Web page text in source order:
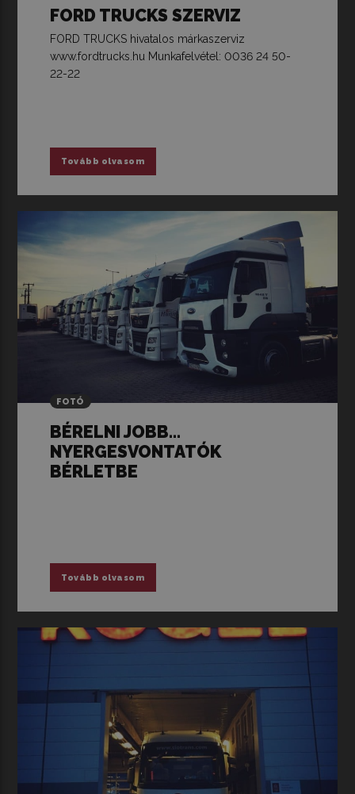
FORD TRUCKS SZERVIZ
FORD TRUCKS hivatalos márkaszerviz
www.fordtrucks.hu Munkafelvétel: 0036 24 50-
22-22
Tovább olvasom
FOTÓ
BÉRELNI JOBB…
NYERGESVONTATÓK
BÉRLETBE
Tovább olvasom